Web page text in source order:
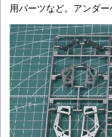
用パーツなど。アンダー